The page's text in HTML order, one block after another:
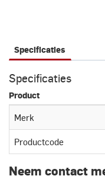
Specificaties
Specificaties
Product
Merk
Productcode
Neem contact